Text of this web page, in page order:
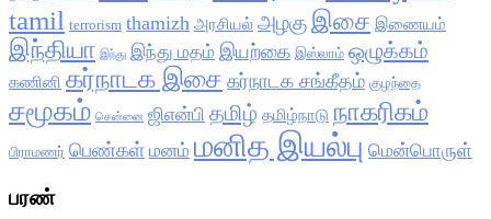
tamil terrorism thamizh அரசியல் அழகு இசை இணையம்
இந்தியா இந்து இந்து மதம் இயற்கை இஸ்லாம் ஒழுக்கம்
கணினி கர்நாடக இசை கர்நாடக சங்கீதம் குழந்தை
சமூகம் சென்னை ஜிஎன்பி தமிழ் தமிழ்நாடு நாகரிகம்
பிராமணர் பெண்கள் மனம் மனித இயல்பு மென்பொருள்
பரண்